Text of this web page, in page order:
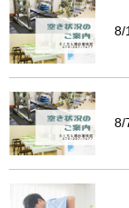
8/
8/